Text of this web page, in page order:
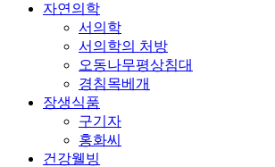
자연의학
서의학
서의학의 처방
오동나무평상침대
경침목베개
장생식품
구기자
홍화씨
건강웰빙